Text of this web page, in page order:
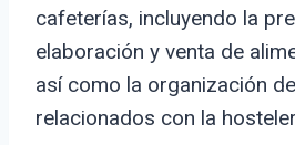
cafeterías, incluyendo la
elaboración y venta de
así como la organización
relacionados con la